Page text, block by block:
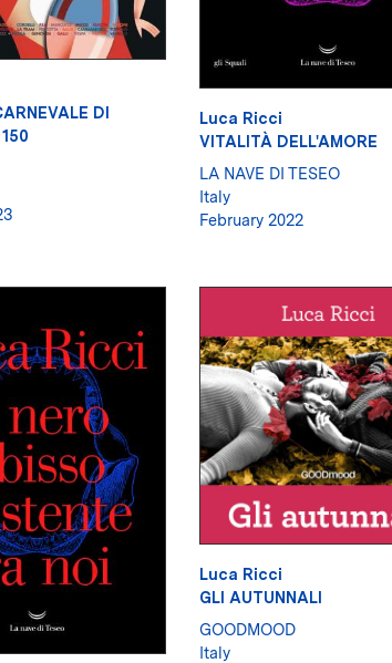
DI
Luca Ricci
VITALITÀ DELL'AMORE
LA NAVE DI TESEO
Italy
February 2022
Luca Ricci
GLI AUTUNNALI
GOODMOOD
Italy